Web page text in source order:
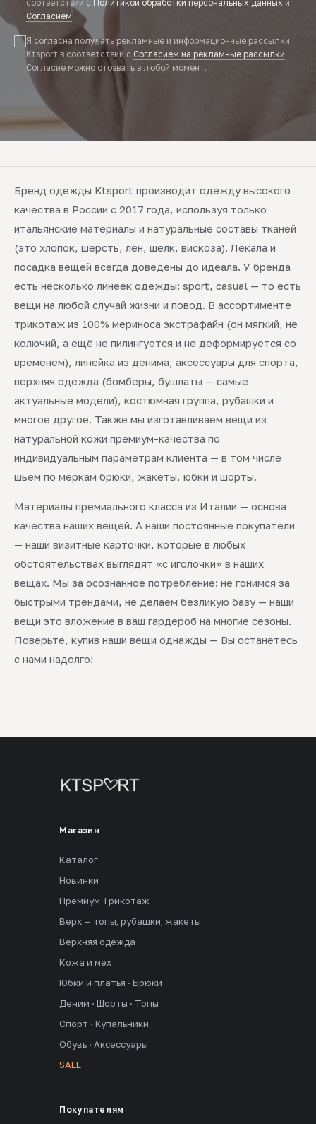
соответствии с Политикой обработки персональных данных и
Согласием.
Я согласна получать рекламные и информационные рассылки
Ktsport в соответствии с Согласием на рекламные рассылки.
Согласие можно отозвать в любой момент.
Бренд одежды Ktsport производит одежду высокого
качества в России с 2017 года, используя только
итальянские материалы и натуральные составы тканей
(это хлопок, шерсть, лён, шёлк, вискоза). Лекала и
посадка вещей всегда доведены до идеала. У бренда
есть несколько линеек одежды: sport, casual — то есть
вещи на любой случай жизни и повод. В ассортименте
трикотаж из 100% мериноса экстрафайн (он мягкий, не
колючий, а ещё не пилингуется и не деформируется со
временем), линейка из денима, аксессуары для спорта,
верхняя одежда (бомберы, бушлаты — самые
актуальные модели), костюмная группа, рубашки и
многое другое. Также мы изготавливаем вещи из
натуральной кожи премиум-качества по
индивидуальным параметрам клиента — в том числе
шьём по меркам брюки, жакеты, юбки и шорты.
Материалы премиального класса из Италии — основа
качества наших вещей. А наши постоянные покупатели
— наши визитные карточки, которые в любых
обстоятельствах выглядят «с иголочки» в наших
вещах. Мы за осознанное потребление: не гонимся за
быстрыми трендами, не делаем безликую базу — наши
вещи это вложение в ваш гардероб на многие сезоны.
Поверьте, купив наши вещи однажды — Вы останетесь
с нами надолго!
Магазин
Каталог
Новинки
Премиум Трикотаж
Верх — топы, рубашки, жакеты
Верхняя одежда
Кожа и мех
Юбки и платья · Брюки
Деним · Шорты · Топы
Спорт · Купальники
Обувь · Аксессуары
SALE
Покупателям